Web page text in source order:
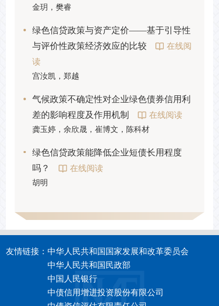
金玥，樊睿
绿色信贷政策与资产定价——基于引导性
与评价性政策经济效应的比较
在线阅
读
宫汝凯，郑越
气候政策不确定性对企业绿色债券信用利
差的影响程度及作用机制
在线阅读
龚玉婷，余欣晟，崔博文，陈科材
绿色信贷政策能降低企业短债长用程度
吗？
在线阅读
胡明
友情链接： 中华人民共和国国家发展和改革委员会
中华人民共和国民政部
中国人民银行
中债信用增进投资股份有限公司